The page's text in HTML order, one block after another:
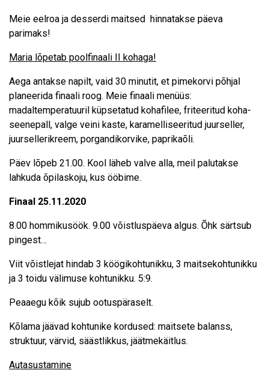
Meie eelroa ja desserdi maitsed hinnatakse päeva
parimaks!
Maria lõpetab poolfinaali II kohaga!
Aega antakse napilt, vaid 30 minutit, et pimekorvi põhjal
planeerida finaali roog. Meie finaali menüüs:
madaltemperatuuril küpsetatud kohafilee, friteeritud koha-
seenepall, valge veini kaste, karamelliseeritud juurseller,
juursellerikreem, porgandikorvike, paprikaõli.
Päev lõpeb 21.00. Kool läheb valve alla, meil palutakse
lahkuda õpilaskoju, kus ööbime.
Finaal 25.11.2020
8.00 hommikusöök. 9.00 võistluspäeva algus. Õhk särtsub
pingest…
Viit võistlejat hindab 3 köögikohtunikku, 3 maitsekohtunikku
ja 3 toidu välimuse kohtunikku. 5:9.
Peaaegu kõik sujub ootuspäraselt.
Kõlama jäävad kohtunike kordused: maitsete balanss,
struktuur, värvid, säästlikkus, jäätmekäitlus.
Autasustamine